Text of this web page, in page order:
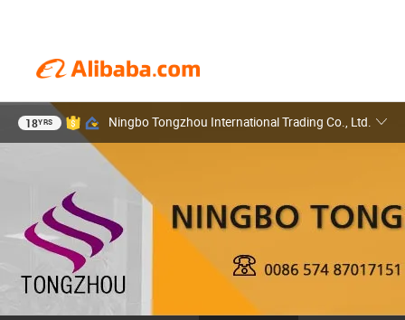
18YRS Ningbo Tongzhou International Trading Co., Ltd.